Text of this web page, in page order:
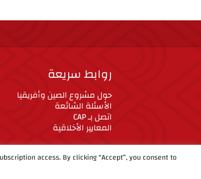
روابط سريعة
حول مشروع الصين وأفريقيا
الأسئلة الشائعة
اتصل بـ CAP
المعايير الأخلاقية
access. By clicking “Accept”, you consent to